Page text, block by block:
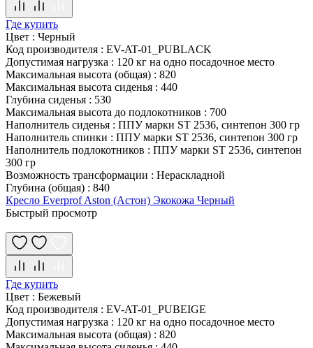
Где купить
Цвет : Черный
Код производителя : EV-AT-01_PUBLACK
Допустимая нагрузка : 120 кг на одно посадочное место
Максимальная высота (общая) : 820
Максимальная высота сиденья : 440
Глубина сиденья : 530
Максимальная высота до подлокотников : 700
Наполнитель сиденья : ППУ марки ST 2536, синтепон 300 гр
Наполнитель спинки : ППУ марки ST 2536, синтепон 300 гр
Наполнитель подлокотников : ППУ марки ST 2536, синтепон
300 гр
Возможность трансформации : Нераскладной
Глубина (общая) : 840
Кресло Everprof Aston (Астон) Экокожа Черный
Быстрый просмотр
Где купить
Цвет : Бежевый
Код производителя : EV-AT-01_PUBEIGE
Допустимая нагрузка : 120 кг на одно посадочное место
Максимальная высота (общая) : 820